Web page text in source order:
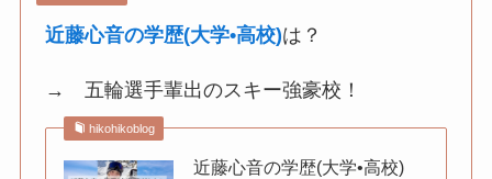
近藤心音の学歴(大学•高校)は？
→ 五輪選手輩出のスキー強豪校！
hikohikoblog
近藤心音の学歴(大学•高校)